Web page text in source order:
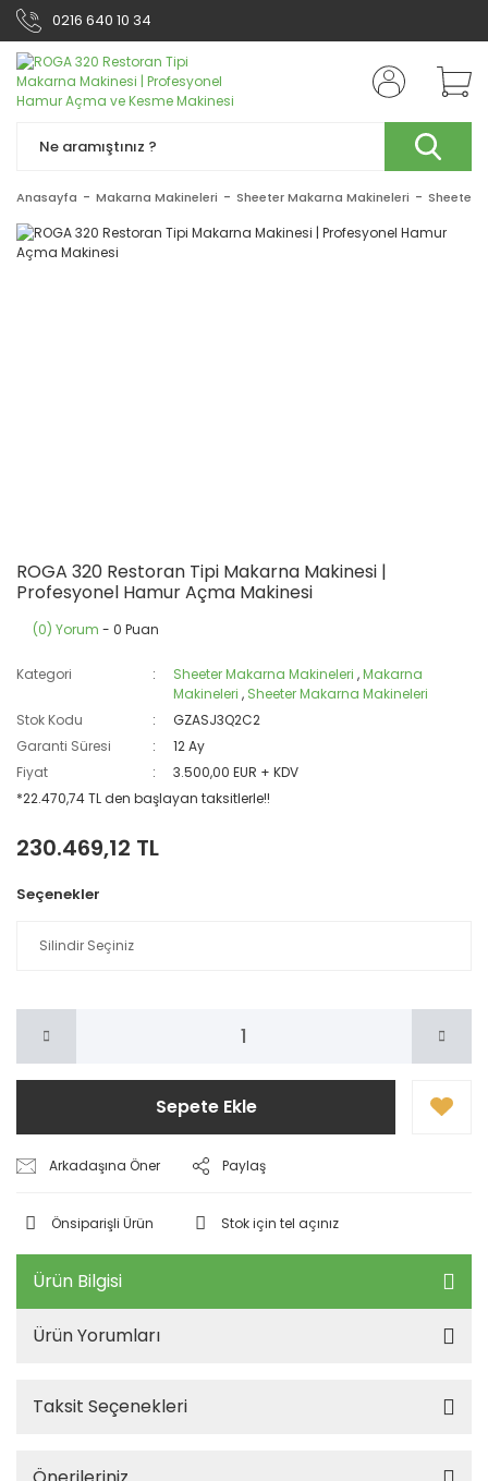
0216 640 10 34
Anasayfa Makarna Makineleri Sheeter Makarna Makineleri Sheeter
ROGA 320 Restoran Tipi Makarna Makinesi |
Profesyonel Hamur Açma Makinesi
(0) Yorum - 0 Puan
Kategori Sheeter Makarna Makineleri ,Makarna
Makineleri , Sheeter Makarna Makineleri
Stok Kodu
GZASJ3Q2C2
Garanti Süresi
12 Ay
Fiyat
3.500,00 EUR + KDV
*22.470,74 TL den başlayan taksitlerle!!
230.469,12 TL
Seçenekler
Sepete Ekle
Arkadaşına Öner Paylaş
Önsiparişli Ürün Stok için tel açınız
Ürün Bilgisi
Ürün Yorumları
Taksit Seçenekleri